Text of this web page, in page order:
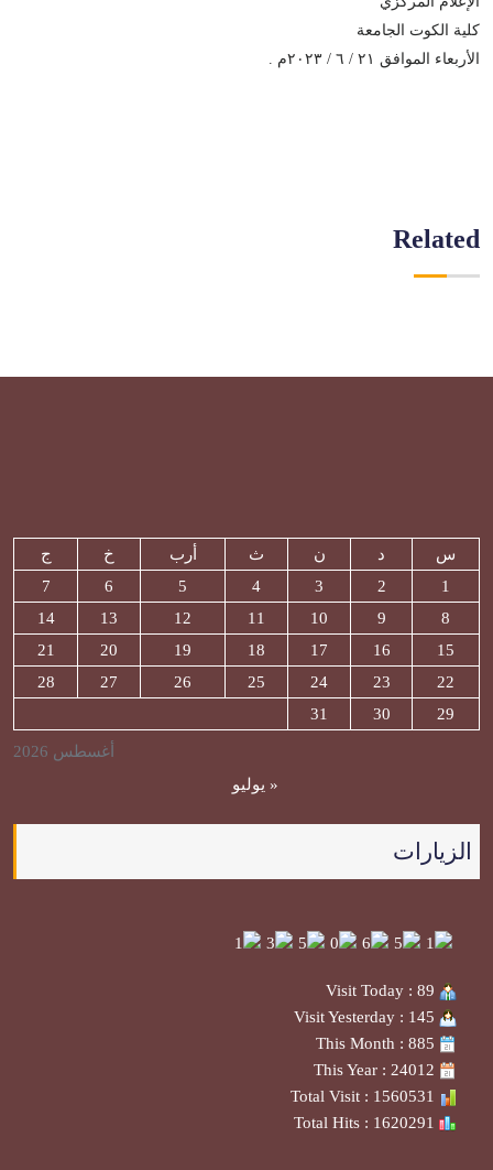
كلية الكوت الجامعة
الأربعاء الموافق ٢١ / ٦ / ٢٠٢٣م .
Related
أغسطس 2026
س د ن ث أرب خ
ج
1
2
3
4
5
6
7
8
9
10
11
12
13
14
15
16
17
18
19
20
21
22
23
24
25
26
27
28
29
30
31
« يوليو
الزيارات